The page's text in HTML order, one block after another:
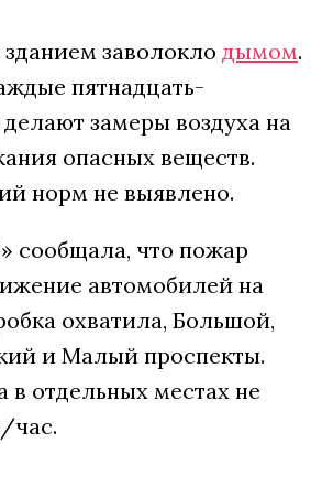
заволокло дымом.
пятнадцать-
замеры воздуха на
опасных веществ.
норм не выявлено.
сообщала, что пожар
автомобилей на
охватила, Большой,
и Малый проспекты.
в отдельных местах не
час.